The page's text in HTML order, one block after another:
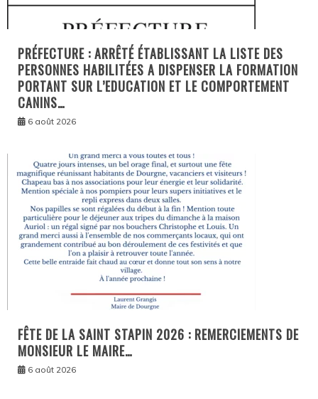
PRÉFECTURE : ARRÊTÉ ÉTABLISSANT LA LISTE DES
PERSONNES HABILITÉES A DISPENSER LA FORMATION
PORTANT SUR L’EDUCATION ET LE COMPORTEMENT
CANINS…
6 août 2026
FÊTE DE LA SAINT STAPIN 2026 : REMERCIEMENTS DE
MONSIEUR LE MAIRE…
6 août 2026